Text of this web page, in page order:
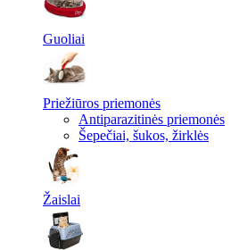
Guoliai
Priežiūros priemonės
Antiparazitinės priemonės
Šepečiai, šukos, žirklės
Žaislai